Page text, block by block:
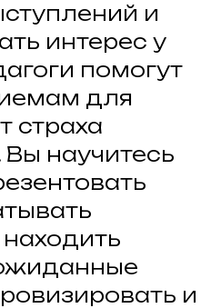
и
интерес у
помогут
для
страха
научитесь
и